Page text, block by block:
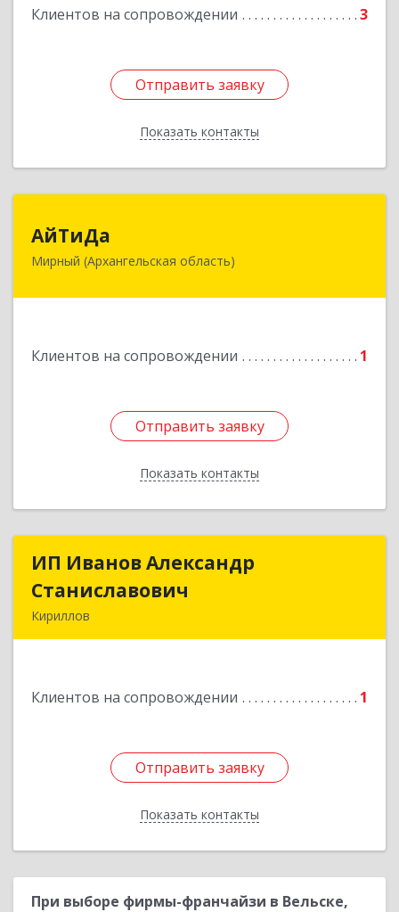
Клиентов на сопровождении 3
Отправить заявку
Показать контакты
Отправить заявку
Назад
АйТиДа
Мирный (Архангельская область)
Клиентов на сопровождении 1
Отправить заявку
Показать контакты
164170, Архангельская обл, Мирный г,
Отправить заявку
Назад
ИП Иванов Александр
Станиславович
Кириллов
Клиентов на сопровождении 1
Отправить заявку
Показать контакты
ИП Иванов Александр
Подробнее
Отправить заявку
Назад
При выборе фирмы-франчайзи в Вельске,